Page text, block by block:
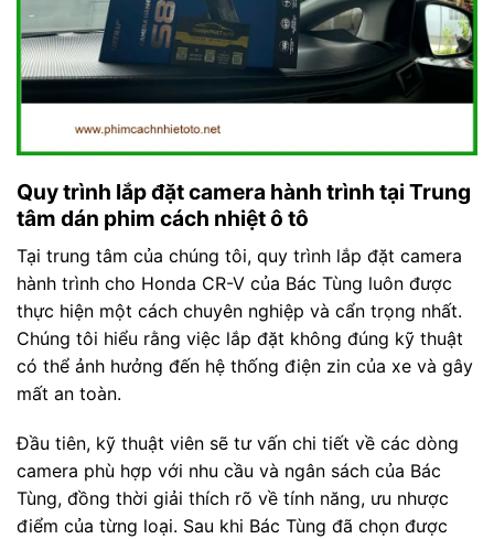
Quy trình lắp đặt camera hành trình tại Trung
tâm dán phim cách nhiệt ô tô
Tại trung tâm của chúng tôi, quy trình lắp đặt camera
hành trình cho Honda CR-V của Bác Tùng luôn được
thực hiện một cách chuyên nghiệp và cẩn trọng nhất.
Chúng tôi hiểu rằng việc lắp đặt không đúng kỹ thuật
có thể ảnh hưởng đến hệ thống điện zin của xe và gây
mất an toàn.
Đầu tiên, kỹ thuật viên sẽ tư vấn chi tiết về các dòng
camera phù hợp với nhu cầu và ngân sách của Bác
Tùng, đồng thời giải thích rõ về tính năng, ưu nhược
điểm của từng loại. Sau khi Bác Tùng đã chọn được